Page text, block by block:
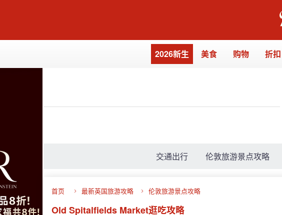
2026新生 美食 购物 折扣
交通出行 伦敦旅游景点攻略
首页 最新英国旅游攻略 伦敦旅游景点攻略
Old Spitalfields Market逛吃攻略